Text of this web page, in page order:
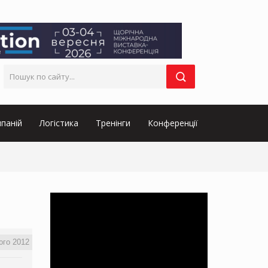
Логістика Тренінги Конференції
2012